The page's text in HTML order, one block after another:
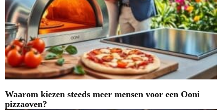
Waarom kiezen steeds meer mensen voor een Ooni
pizzaoven?